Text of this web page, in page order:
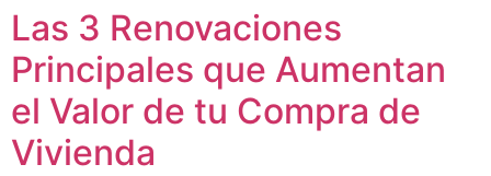
Las 3 Renovaciones
Principales que Aumentan
el Valor de tu Compra de
Vivienda